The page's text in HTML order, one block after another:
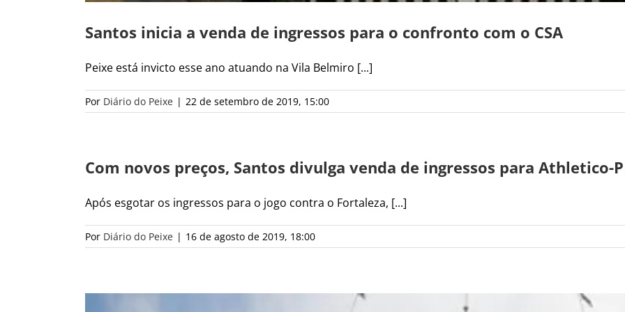
Santos inicia a venda de ingressos para o confronto com o CSA
Peixe está invicto esse ano atuando na Vila Belmiro [...]
Por Diário do Peixe | 22 de setembro de 2019, 15:00
Com novos preços, Santos divulga venda de ingressos para Athletico-
Após esgotar os ingressos para o jogo contra o Fortaleza, [...]
Por Diário do Peixe | 16 de agosto de 2019, 18:00